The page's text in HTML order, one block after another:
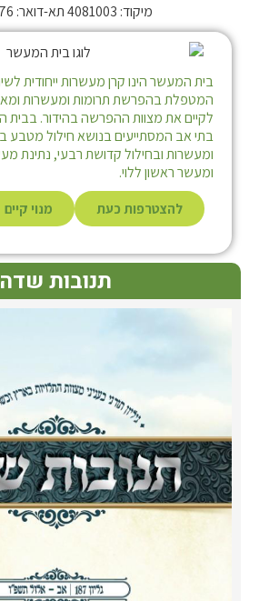
מיקוד: 4081003 תא-דואר: 176 אלעד
בית המעשר הינו קרן מעשרות ייחודית
המטפלת בהפרשת תרומות ומעשרות
לקיים את מצוות ההפרשה בהידור. בבית
בתי אב המסתייעים בנושא חילול
ומעשרות ובחילול קדושת רבעי, נתינת
ומעשר ראשון ללוי.
להצטרפות כעת מנוי קיים
תנובות שדה